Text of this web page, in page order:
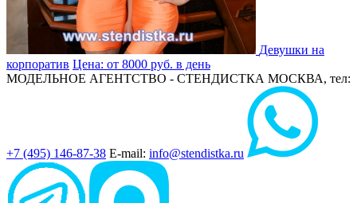
Девушки на
корпоратив Цена: от 8000 руб. в день
МОДЕЛЬНОЕ АГЕНТСТВО - СТЕНДИСТКА МОСКВА, тел:
+7 (495) 146-87-38 E-mail: info@stendistka.ru